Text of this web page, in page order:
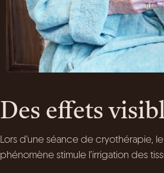
Des effets
Lors d’une séance de cryothérapie,
phénomène stimule l’irrigation des